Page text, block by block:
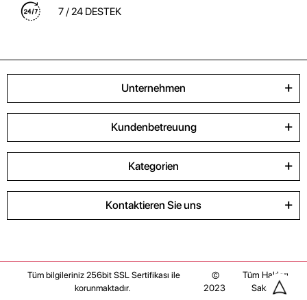
7 / 24 DESTEK
Unternehmen
Kundenbetreuung
Kategorien
Kontaktieren Sie uns
Tüm bilgileriniz 256bit SSL Sertifikası ile
korunmaktadır.
©
2023
Tüm Hakları
Saklıdır